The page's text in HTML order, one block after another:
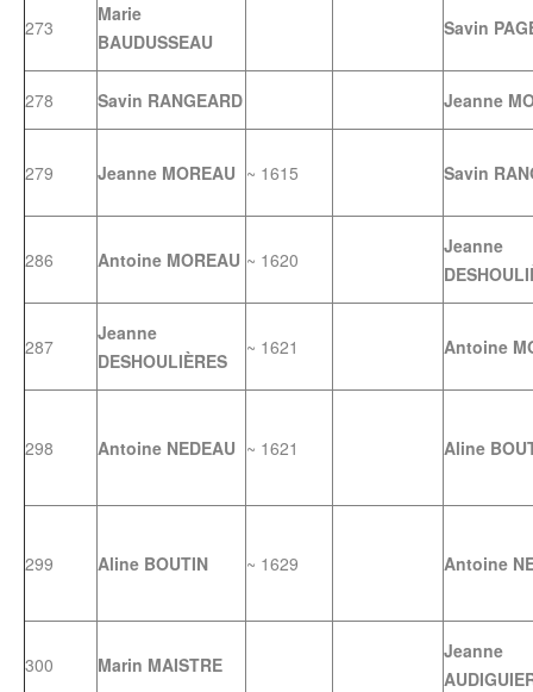
273
Marie
BAUDUSSEAU
Savin
278 Savin RANGEARD Jeanne
279 Jeanne MOREAU ~ 1615 Savin
286 Antoine MOREAU ~ 1620
Jeanne
287
Jeanne
DESHOULIÈRES
~ 1621 Antoine
298 Antoine NEDEAU ~ 1621 Aline
299 Aline BOUTIN ~ 1629 Antoine
300 Marin MAISTRE
Jeanne